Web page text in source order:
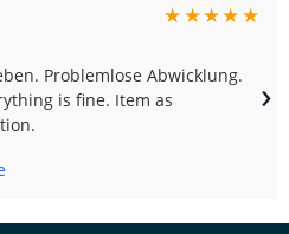
★★★★★
Problemlose Abwicklung.
is fine. Item as
›